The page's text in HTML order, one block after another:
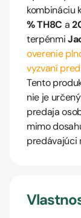
kombináciu
% TH8C a
terpénmi
overenie
vyzvaní
Tento
nie je
predaja
mimo
predávajúci